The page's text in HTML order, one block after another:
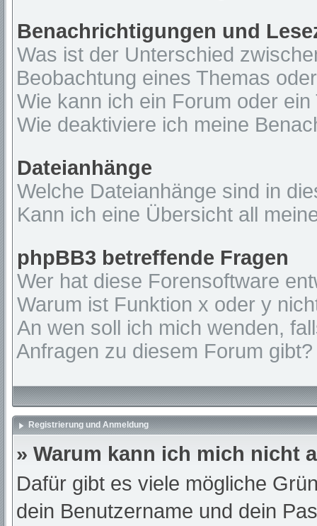
Benachrichtigungen und
Was ist der Unterschied
Beobachtung eines Themas
Wie kann ich ein Forum oder
Wie deaktiviere ich meine
Dateianhänge
Welche Dateianhänge sind in
Kann ich eine Übersicht all
phpBB3 betreffende Fragen
Wer hat diese Forensoftware
Warum ist Funktion x oder y
An wen soll ich mich wenden,
Anfragen zu diesem Forum gibt?
Registrierung und Anmeldung
» Warum kann ich mich nicht
Dafür gibt es viele mögliche
dein Benutzername und dein